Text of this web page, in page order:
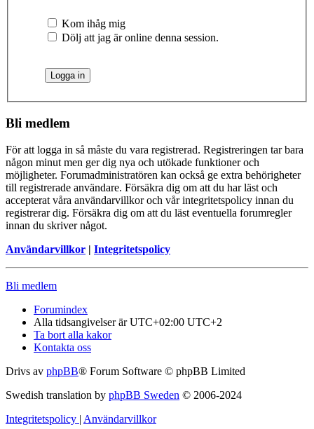
Kom ihåg mig
Dölj att jag är online denna session.
Bli medlem
För att logga in så måste du vara registrerad. Registreringen tar bara
någon minut men ger dig nya och utökade funktioner och
möjligheter. Forumadministratören kan också ge extra behörigheter
till registrerade användare. Försäkra dig om att du har läst och
accepterat våra användarvillkor och vår integritetspolicy innan du
registrerar dig. Försäkra dig om att du läst eventuella forumregler
innan du skriver något.
Användarvillkor | Integritetspolicy
Bli medlem
Forumindex
Alla tidsangivelser är UTC+02:00 UTC+2
Ta bort alla kakor
Kontakta oss
Drivs av phpBB® Forum Software © phpBB Limited
Swedish translation by phpBB Sweden © 2006-2024
Integritetspolicy | Användarvillkor